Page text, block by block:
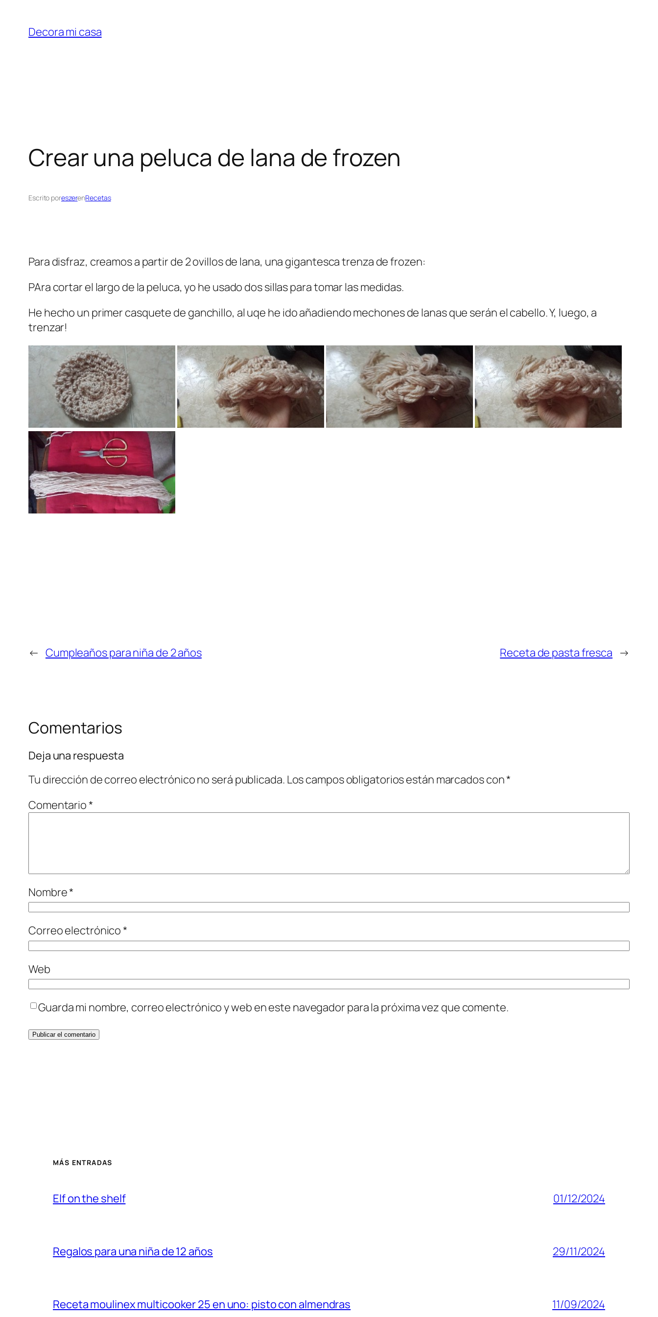
contenido
Decora mi casa
Crear una peluca de lana de frozen
Escrito poreszerenRecetas
Para disfraz, creamos a partir de 2 ovillos de lana, una gigantesca trenza de frozen:
PAra cortar el largo de la peluca, yo he usado dos sillas para tomar las medidas.
He hecho un primer casquete de ganchillo, al uqe he ido añadiendo mechones de lanas que serán el cabello. Y, luego, a
trenzar!
← Cumpleaños para niña de 2 años Receta de pasta fresca →
Comentarios
Deja una respuesta
Tu dirección de correo electrónico no será publicada. Los campos obligatorios están marcados con*
Comentario*
Nombre*
Correo electrónico*
Web
Guarda mi nombre, correo electrónico y web en este navegador para la próxima vez que comente.
MÁS ENTRADAS
Elf on the shelf 01/12/2024
Regalos para una niña de 12 años 29/11/2024
Receta moulinex multicooker 25 en uno: pisto con almendras 11/09/2024